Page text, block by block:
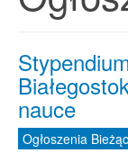
nauce
Ogłoszenia